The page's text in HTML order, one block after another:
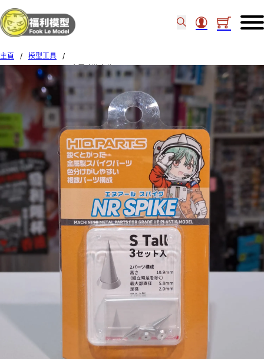
主頁 / 模型工具
/
HIQPARTS NR SPIKE 金屬改裝套件 SPK-S-T 500 S Tall 37722